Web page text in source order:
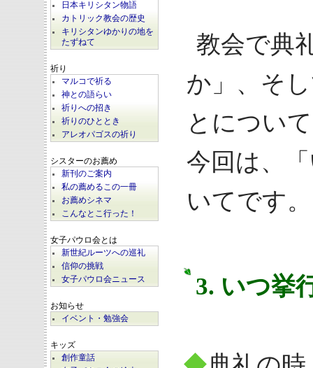
日本キリシタン物語
カトリック教会の歴史
キリシタンゆかりの地を
たずねて
祈り
マルコで祈る
神との語らい
祈りへの招き
祈りのひととき
アレオパゴスの祈り
シスターのお薦め
新刊のご案内
私の薦めるこの一冊
お薦めシネマ
こんなとこ行った！
女子パウロ会とは
新世紀ルーツへの巡礼
信仰の挑戦
女子パウロ会ニュース
お知らせ
イベント・勉強会
キッズ
創作童話
教会で典
か」、そ
とについ
今回は、
いてです。
3. いつ挙